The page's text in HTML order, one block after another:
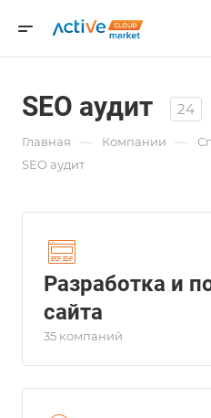
SEO аудит 24
Главная — Компании —
SEO аудит
Разработка и
сайта
35 компаний